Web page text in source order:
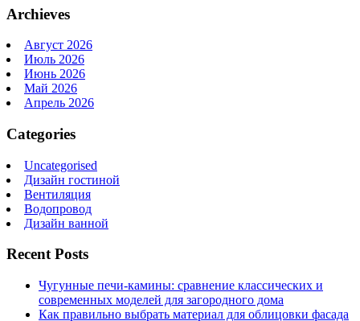
Archieves
Август 2026
Июль 2026
Июнь 2026
Май 2026
Апрель 2026
Categories
Uncategorised
Дизайн гостиной
Вентиляция
Водопровод
Дизайн ванной
Recent Posts
Чугунные печи-камины: сравнение классических и
современных моделей для загородного дома
Как правильно выбрать материал для облицовки фасада